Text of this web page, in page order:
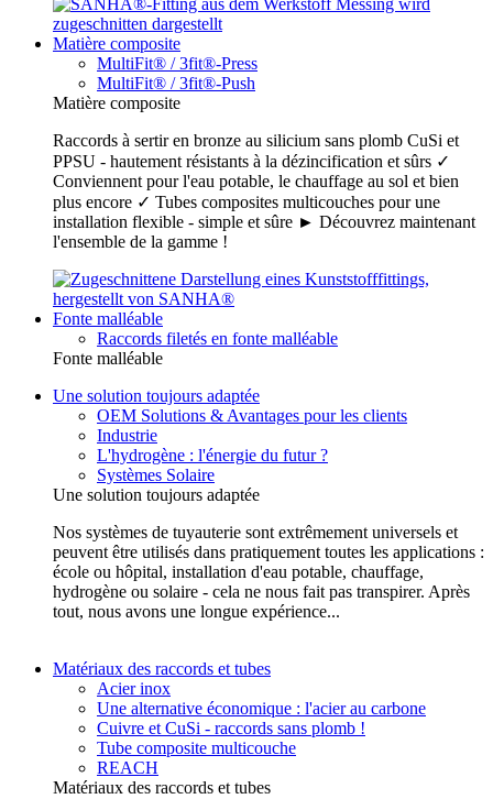
Matière composite
MultiFit® / 3fit®-Press
MultiFit® / 3fit®-Push
Matière composite
Raccords à sertir en bronze au silicium sans plomb CuSi et
PPSU - hautement résistants à la dézincification et sûrs ✓
Conviennent pour l'eau potable, le chauffage au sol et bien
plus encore ✓ Tubes composites multicouches pour une
installation flexible - simple et sûre ► Découvrez maintenant
l'ensemble de la gamme !
Fonte malléable
Raccords filetés en fonte malléable
Fonte malléable
Une solution toujours adaptée
OEM Solutions & Avantages pour les clients
Industrie
L'hydrogène : l'énergie du futur ?
Systèmes Solaire
Une solution toujours adaptée
Nos systèmes de tuyauterie sont extrêmement universels et
peuvent être utilisés dans pratiquement toutes les applications :
école ou hôpital, installation d'eau potable, chauffage,
hydrogène ou solaire - cela ne nous fait pas transpirer. Après
tout, nous avons une longue expérience...
Matériaux des raccords et tubes
Acier inox
Une alternative économique : l'acier au carbone
Cuivre et CuSi - raccords sans plomb !
Tube composite multicouche
REACH
Matériaux des raccords et tubes